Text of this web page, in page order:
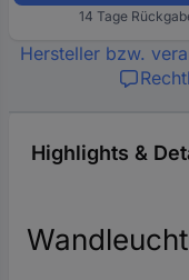
14 Tage
Hersteller bzw.
Highlights &